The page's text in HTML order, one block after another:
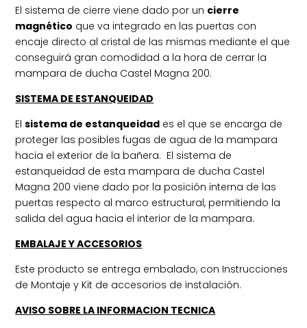
El sistema de cierre viene dado por un cierre
magnético que va integrado en las puertas con
encaje directo al cristal de las mismas mediante el que
conseguirá gran comodidad a la hora de cerrar la
mampara de ducha Castel Magna 200.
SISTEMA DE ESTANQUEIDAD
Elsistema de estanqueidad es el que se encarga de
proteger las posibles fugas de agua de la mampara
hacia el exterior de la bañera. El sistema de
estanqueidad de esta mampara de ducha Castel
Magna 200 viene dado por la posición interna de las
puertas respecto al marco estructural, permitiendo la
salida del agua hacia el interior de la mampara.
EMBALAJE Y ACCESORIOS
Este producto se entrega embalado, con Instrucciones
de Montaje y Kit de accesorios de instalación.
AVISO SOBRE LA INFORMACION TECNICA